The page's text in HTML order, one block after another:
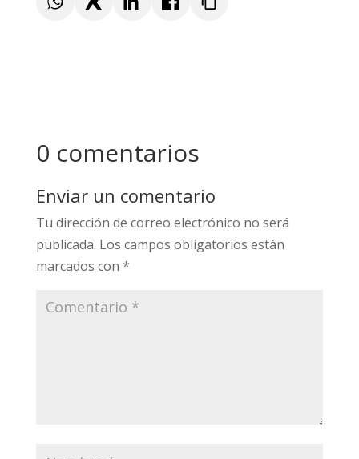
sexo personal, físico, real, auténtico.
0 comentarios
Enviar un comentario
publicada.Los campos obligatorios están